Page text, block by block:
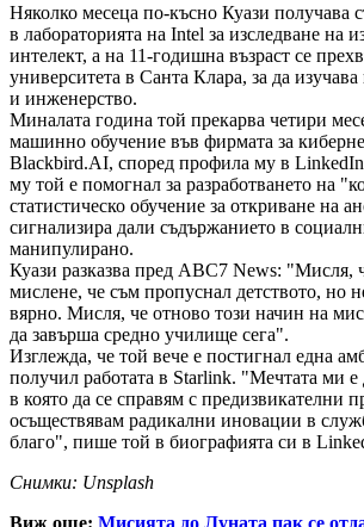
Няколко месеца по-късно Куази получава
в лабораторията на Intel за изследване на
интелект, а на 11-годишна възраст се
университета в Санта Клара, за да
и инженерство.
Миналата година той прекарва четири
машинно обучение във фирмата за
Blackbird.AI, според профила му в
му той е помогнал за разработването на
статистическо обучение за откриване на
сигнализира дали съдържанието в
манипулирано.
Куази разказва пред ABC7 News: "Мисля,
мислене, че съм пропуснал детството, но
вярно. Мисля, че отново този начин на
да завърша средно училище сега".
Изглежда, че той вече е постигнал една
получил работата в Starlink. "Мечтата ми е
в която да се справям с предизвикателни
осъществявам радикални иновации в
благо", пише той в биографията си в
Снимки: Unsplash
Виж още: Мисията до Луната пак се